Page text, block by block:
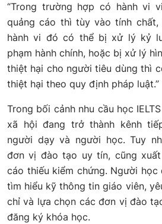
“Trong trường hợp có hành vi
quảng cáo thì tùy vào tính
hành vi đó có thể bị xử lý kỷ
phạm hành chính, hoặc bị xử lý
thiệt hại cho người tiêu dùng thì
thiệt hại theo quy định pháp luật.”
Trong bối cảnh nhu cầu học
xã hội đang trở thành kênh
người dạy và người học. Tuy
đơn vị đào tạo uy tín, cũng
cáo thiếu kiểm chứng. Người
tìm hiểu kỹ thông tin giáo viên,
chỉ và lựa chọn các đơn vị đào
đăng ký khóa học.